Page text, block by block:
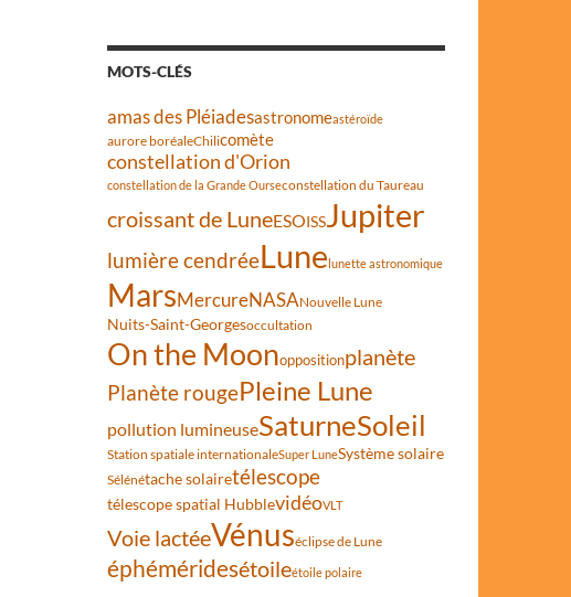
MOTS-CLÉS
amas des Pléiadesastronomeastéroïde
aurore boréaleChilicomète
constellation d'Orion
constellation de la Grande Ourseconstellation du Taureau
croissant de LuneESOISSJupiter
lumière cendréeLunelunette astronomique
MarsMercureNASANouvelle Lune
Nuits-Saint-Georgesoccultation
On the Moonoppositionplanète
Planète rougePleine Lune
pollution lumineuseSaturneSoleil
Station spatiale internationaleSuper LuneSystème solaire
Sélénétache solairetélescope
télescope spatial HubblevidéoVLT
Voie lactéeVénuséclipse de Lune
éphéméridesétoileétoile polaire